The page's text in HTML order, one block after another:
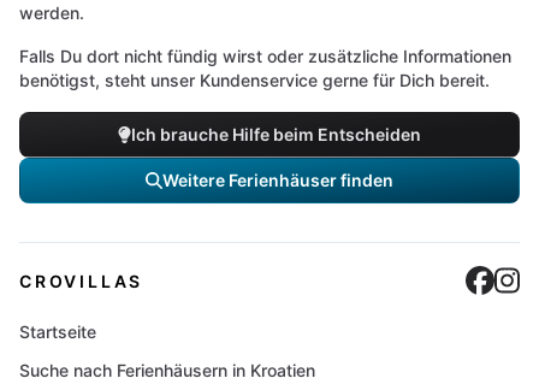
werden.
Falls Du dort nicht fündig wirst oder zusätzliche Informationen
benötigst, steht unser Kundenservice gerne für Dich bereit.
Ich brauche Hilfe beim Entscheiden
Weitere Ferienhäuser finden
CROVILLAS
Startseite
Suche nach Ferienhäusern in Kroatien